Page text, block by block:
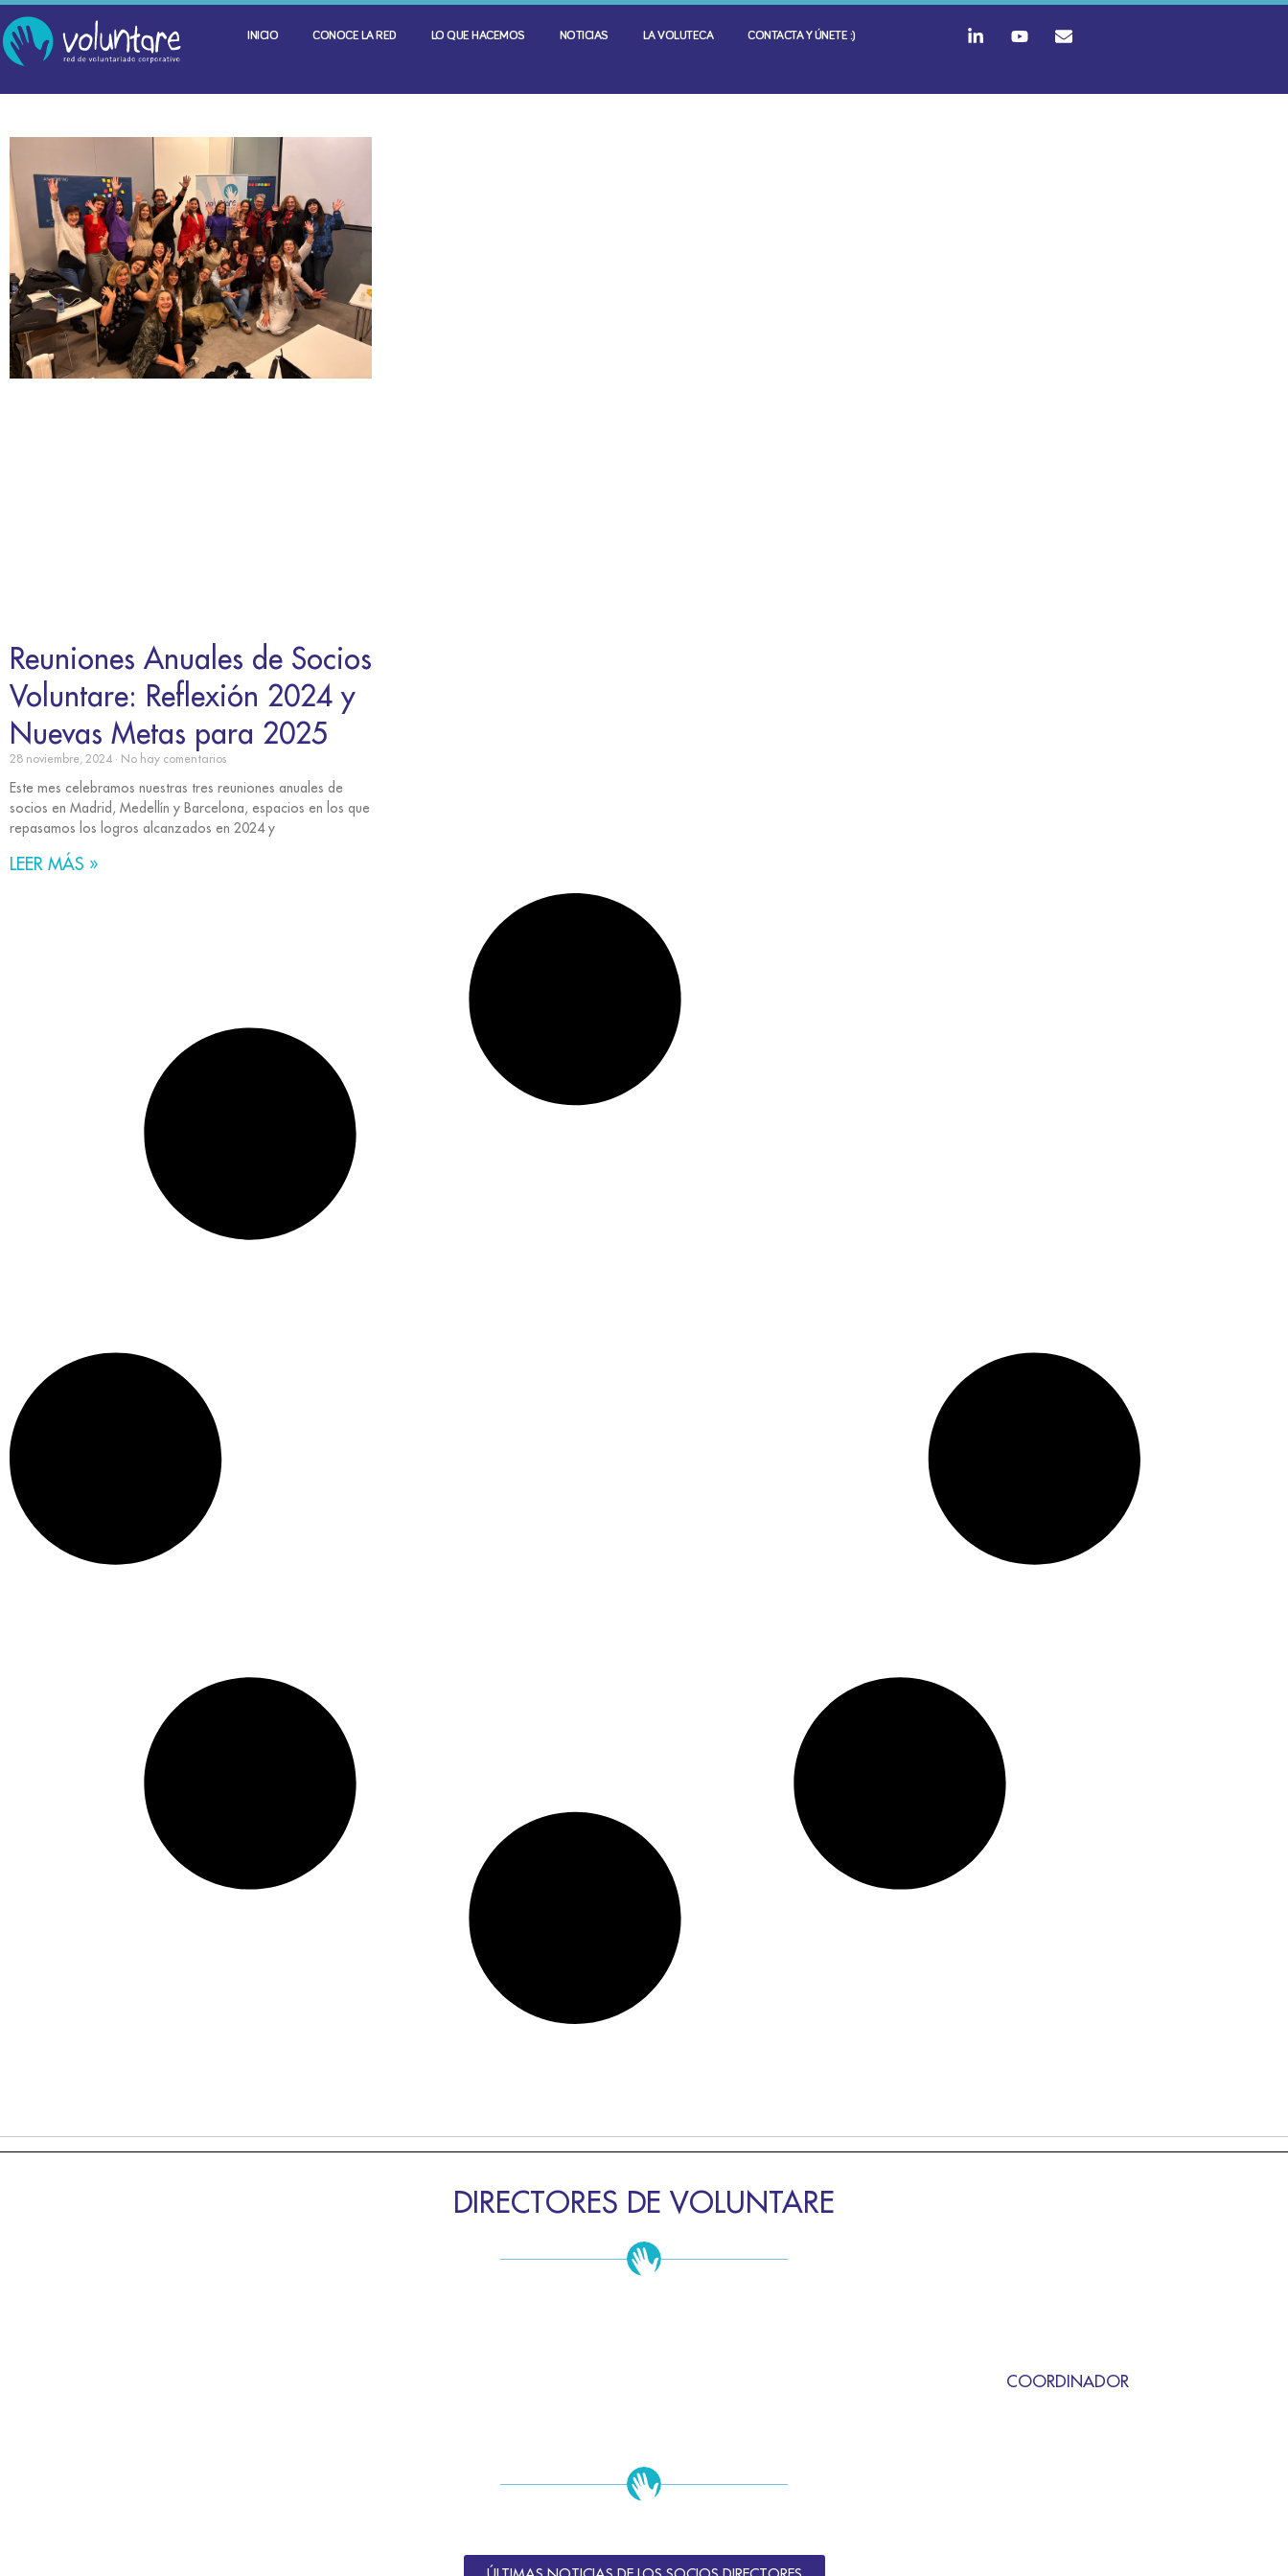
INICIO CONOCE LA RED LO QUE HACEMOS NOTICIAS LA VOLUTECA CONTACTA Y ÚNETE :)
Reuniones Anuales de Socios
Voluntare: Reflexión 2024 y
Nuevas Metas para 2025
28 noviembre, 2024 No hay comentarios
Este mes celebramos nuestras tres reuniones anuales de
socios en Madrid, Medellín y Barcelona, espacios en los que
repasamos los logros alcanzados en 2024 y
LEER MÁS »
DIRECTORES DE VOLUNTARE
COORDINADOR